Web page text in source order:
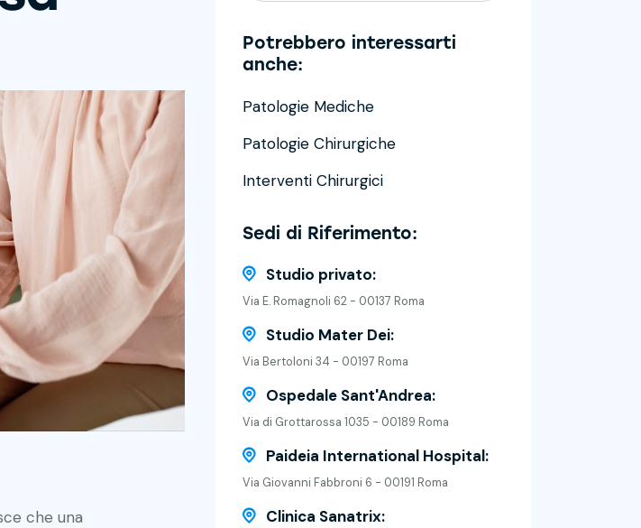
che una
Potrebbero interessarti
anche:
Patologie Mediche
Patologie Chirurgiche
Interventi Chirurgici
Sedi di Riferimento:
Studio privato:
Via E. Romagnoli 62 - 00137 Roma
Studio Mater Dei:
Via Bertoloni 34 - 00197 Roma
Ospedale Sant'Andrea:
Via di Grottarossa 1035 - 00189 Roma
Paideia International Hospital:
Via Giovanni Fabbroni 6 - 00191 Roma
Clinica Sanatrix: